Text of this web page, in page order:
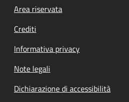
Footer menu
Area riservata
Crediti
Informativa privacy
Note legali
Dichiarazione di accessibilità